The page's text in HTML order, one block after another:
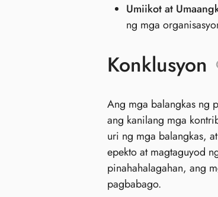
Umiikot at
ng mga
Konklusyon
Ang mga balangkas ng
ang kanilang mga
uri ng mga balangkas,
epekto at magtaguyod
pinahahalagahan, ang
pagbabago.